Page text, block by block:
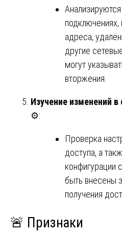
подключениях,
адреса,
другие
могут
вторжения.
Изучение изменений
⚙️:
Проверка
доступа, а
конфигурации
быть внесены
получения
🚨 Признаки